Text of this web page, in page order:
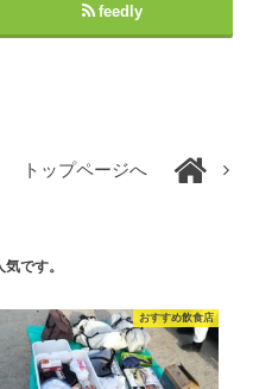
feedly
トップページへ
です。
おすすめ飲食店